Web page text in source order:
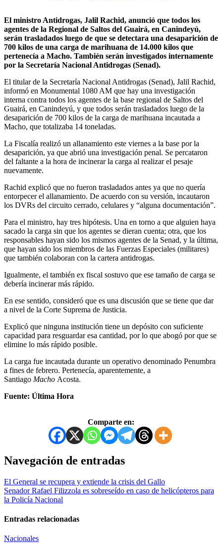
El ministro Antidrogas, Jalil Rachid, anunció que todos los
agentes de la Regional de Saltos del Guairá, en Canindeyú,
serán trasladados luego de que se detectara una desaparición de
700 kilos de una carga de marihuana de 14.000 kilos que
pertenecía a Macho. También serán investigados internamente
por la Secretaría Nacional Antidrogas (Senad).
El titular de la Secretaría Nacional Antidrogas (Senad), Jalil Rachid,
informó en Monumental 1080 AM que hay una investigación
interna contra todos los agentes de la base regional de Saltos del
Guairá, en Canindeyú, y que todos serán trasladados luego de la
desaparición de 700 kilos de la carga de marihuana incautada a
Macho, que totalizaba 14 toneladas.
La Fiscalía realizó un allanamiento este viernes a la base por la
desaparición, ya que abrió una investigación penal. Se percataron
del faltante a la hora de incinerar la carga al realizar el pesaje
nuevamente.
Rachid explicó que no fueron trasladados antes ya que no quería
entorpecer el allanamiento. De acuerdo con su versión, incautaron
los DVRs del circuito cerrado, celulares y “alguna documentación”.
Para el ministro, hay tres hipótesis. Una en torno a que alguien haya
sacado la carga sin que los agentes se dieran cuenta; otra, que los
responsables hayan sido los mismos agentes de la Senad, y la última,
que hayan sido los miembros de las Fuerzas Especiales (militares)
que también colaboran con la cartera antidrogas.
Igualmente, el también ex fiscal sostuvo que ese tamaño de carga se
debería incinerar más rápido.
En ese sentido, consideró que es una discusión que se tiene que dar
a nivel de la Corte Suprema de Justicia.
Explicó que ninguna institución tiene un depósito con suficiente
capacidad para resguardar esa cantidad, por lo que abogó por que se
elimine lo más rápido posible.
La carga fue incautada durante un operativo denominado Penumbra
a fines de febrero. Pertenecía, aparentemente, a
Santiago Macho Acosta.
Fuente: Última Hora
Comparte en:
Navegación de entradas
El General se recupera y extiende la crisis del Gallo
Senador Rafael Filizzola es sobreseído en caso de helicópteros para
la Policía Nacional
Entradas relacionadas
Nacionales